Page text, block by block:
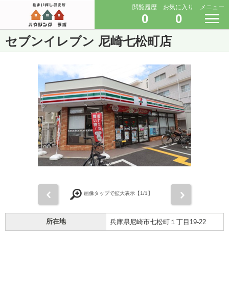
閲覧履歴
0
お気に入り
0
メニュー
セブンイレブン 尼崎七松町店
画像タップで拡大表示【1/1】
所在地 兵庫県尼崎市七松町１丁目19-22